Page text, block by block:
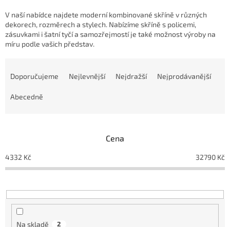
V naší nabídce najdete moderní kombinované skříně v různých
dekorech, rozměrech a stylech. Nabízíme skříně s policemi,
zásuvkami i šatní tyčí a samozřejmostí je také možnost výroby na
míru podle vašich představ.
o
d
k
t
Doporučujeme Nejlevnější Nejdražší Nejprodávanější
Abecedně
Cena
4332 Kč 32790 Kč
Na skladě 2